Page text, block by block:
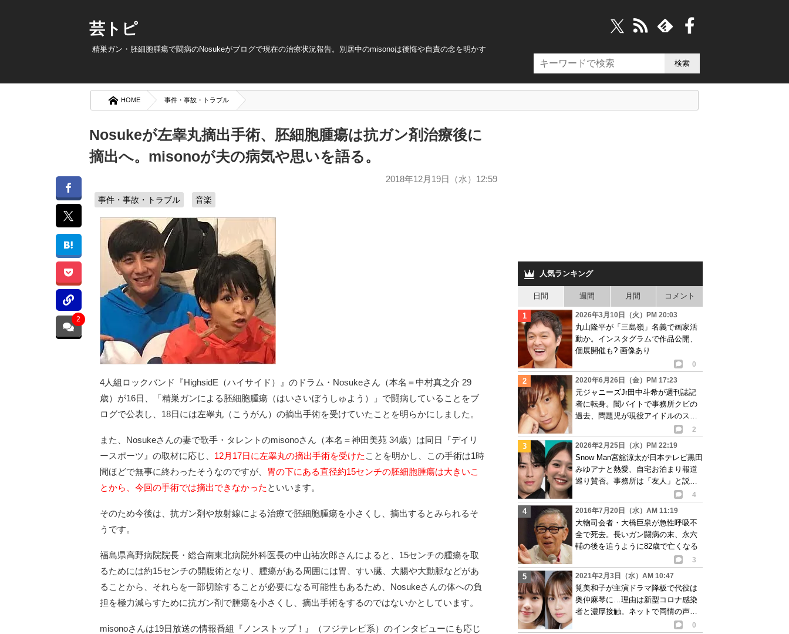
芸トピ
精巣ガン・胚細胞腫瘍で闘病のNosukeがブログで現在の治療状況報告。別居中のmisonoは後悔や自責の念を明かす
HOME 事件・事故・トラブル
Nosukeが左睾丸摘出手術、胚細胞腫瘍は抗ガン剤治療後に
摘出へ。misonoが夫の病気や思いを語る。
2018年12月19日（水）12:59
事件・事故・トラブル 音楽
2
4人組ロックバンド『HighsidE（ハイサイド）』のドラム・Nosukeさん（本名＝中村真之介 29
歳）が16日、「精巣ガンによる胚細胞腫瘍（はいさいぼうしゅよう）」で闘病していることをブ
ログで公表し、18日には左睾丸（こうがん）の摘出手術を受けていたことを明らかにしました。
また、Nosukeさんの妻で歌手・タレントのmisonoさん（本名＝神田美苑 34歳）は同日『デイリ
ースポーツ』の取材に応じ、 12月17日に左睾丸の摘出手術を受けた ことを明かし、この手術は1時
間ほどで無事に終わったそうなのですが、
胃の下にある直径約15センチの胚細胞腫瘍は大きいこ
とから、今回の手術では摘出できなかった といいます。
そのため今後は、抗ガン剤や放射線による治療で胚細胞腫瘍を小さくし、摘出するとみられるそ
うです。
福島県高野病院院長・総合南東北病院外科医長の中山祐次郎さんによると、15センチの腫瘍を取
るためには約15センチの開腹術となり、腫瘍がある周囲には胃、すい臓、大腸や大動脈などがあ
ることから、それらを一部切除することが必要になる可能性もあるため、Nosukeさんの体への負
担を極力減らすために抗ガン剤で腫瘍を小さくし、摘出手術をするのではないかとしています。
misonoさんは19日放送の情報番組『ノンストップ！』（フジテレビ系）のインタビューにも応じ
人気ランキング
日間 週間 月間 コメント
2026年3月10日（火）PM 20:03
丸山隆平が「三島嶺」名義で画家活
動か。インスタグラムで作品公開、
個展開催も? 画像あり
0
2020年6月26日（金）PM 17:23
元ジャニーズJr田中斗希が週刊誌記
者に転身。闇バイトで事務所クビの
過去、問題児が現役アイドルのスキ
2
2026年2月25日（水）PM 22:19
Snow Man宮舘涼太が日本テレビ黒田
みゆアナと熱愛、自宅お泊まり報道
巡り賛否。事務所は「友人」と説明
4
2016年7月20日（水）AM 11:19
大物司会者・大橋巨泉が急性呼吸不
全で死去。長いガン闘病の末、永六
輔の後を追うように82歳で亡くなる
3
2021年2月3日（水）AM 10:47
筧美和子が主演ドラマ降板で代役は
奥仲麻琴に…理由は新型コロナ感染
者と濃厚接触。ネットで同情の声相
0